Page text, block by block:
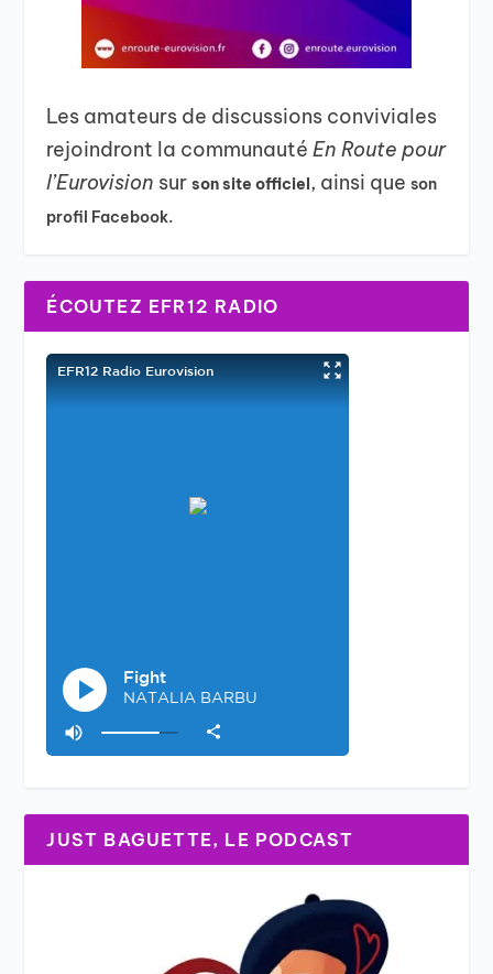
Les amateurs de discussions conviviales
rejoindront la communautéEn Route pour
l’Eurovision surson site officiel, ainsi queson
profil Facebook.
ÉCOUTEZ EFR12 RADIO
JUST BAGUETTE, LE PODCAST